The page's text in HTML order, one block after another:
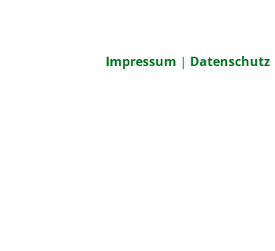
Impressum | Datenschutz